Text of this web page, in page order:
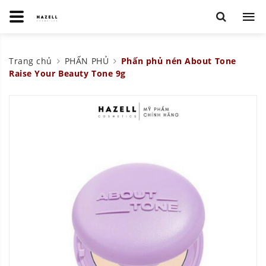
Trang chủ PHẤN PHỦ
Phấn phủ nén About Tone
Raise Your Beauty Tone 9g